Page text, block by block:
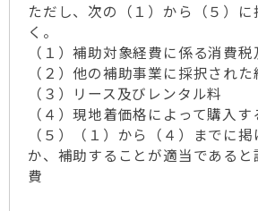
ただし、次の（１）から（５）
く。
（１）補助対象経費に係る消費
（２）他の補助事業に採択され
（３）リース及びレンタル料
（４）現地着価格によって購入
（５）（１）から（４）までに
か、補助することが適当である
費